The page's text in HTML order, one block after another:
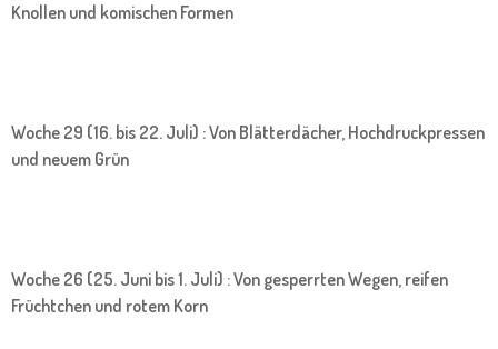
Knollen und komischen Formen
Woche 29 (16. bis 22. Juli) : Von Blätterdächer, Hochdruckpressen
und neuem Grün
Woche 26 (25. Juni bis 1. Juli) : Von gesperrten Wegen, reifen
Früchtchen und rotem Korn